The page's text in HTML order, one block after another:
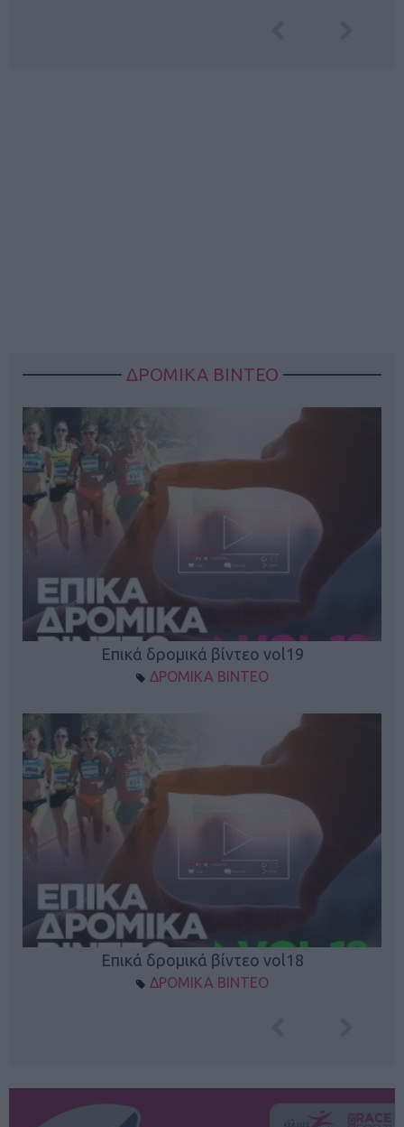
ΔΡΟΜΙΚΑ ΒΙΝΤΕΟ
Επικά δρομικά βίντεο vol19
ΔΡΟΜΙΚΑ ΒΙΝΤΕΟ
Επικά δρομικά βίντεο vol18
ΔΡΟΜΙΚΑ ΒΙΝΤΕΟ